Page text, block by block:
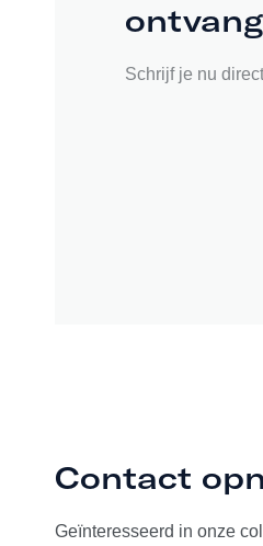
Schrijf je nu
Contact
Geïnteresseerd in onze